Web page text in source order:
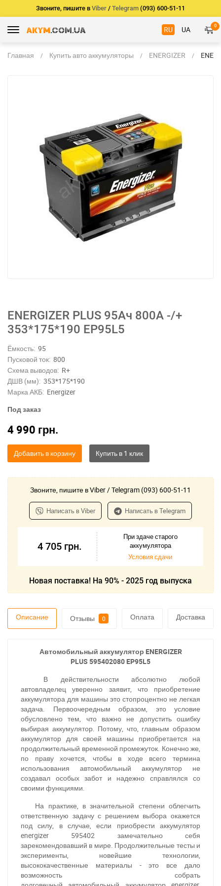
Звоните, пишите в Viber / Telegram (093) 600-51-11
RU UA 0
Главная Купить авто аккумуляторы ENERGIZER
ENERGIZER PLUS 95Ач 800A -/+
353*175*190 EP95L5
Ёмкость: 95
Пусковой ток: 800
Схема выводов: R+
ДШВ (мм): 353*175*190
Марка АКБ: Energizer
Под заказ
4 990 грн.
Добавить в корзину
Звоните, пишите в Viber / Telegram (093) 600-51-11
Написать в Viber Написать в Telegram
4 705 грн.
При здаче старого
аккумулятора
Условия сдачи
Новая поставка! На 90% - 2025 год выпуска
Описание Отзывы 0 Оплата Доставка
Автомобильный аккумулятор ENERGIZER
PLUS 595402080 EP95L5
В действительности абсолютно любой
автовладелец уверенно заявит, что приобретение
аккумулятора для машины это стопроцентно не легкая
задача. Первоочередным образом, это условие
обусловлено тем, что важно не допустить ошибку
выбирая аккумулятор. Потому, что, главным образом
аккумулятор для своей машины приобретается на
продолжительный временной промежуток. Конечно же,
по праву хочется, чтобы в ходе всего термина
использования автомобильный аккумулятор не
создавал особых забот и надежно справлялся со
своими функциями.
На практике, в значительной степени облегчить
ответственную задачу с решением выбора окажется
под силу, в случае, если приобрести аккумулятор
energizer 595402 замечательно себя
зарекомендовавший в мире. Продолжительные тесты и
эксперименты, новейшие технологии,
высококачественные материалы - это все дало
возможность собрать